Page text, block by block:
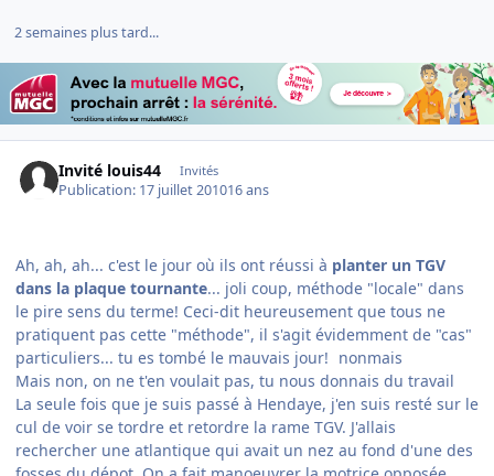
2 semaines plus tard...
Invité louis44 Invités
Publication: 17 juillet 201016 ans
Ah, ah, ah... c'est le jour où ils ont réussi à planter un TGV
dans la plaque tournante... joli coup, méthode "locale" dans
le pire sens du terme! Ceci-dit heureusement que tous ne
pratiquent pas cette "méthode", il s'agit évidemment de "cas"
particuliers... tu es tombé le mauvais jour! nonmais
Mais non, on ne t'en voulait pas, tu nous donnais du travail
La seule fois que je suis passé à Hendaye, j'en suis resté sur le
cul de voir se tordre et retordre la rame TGV. J'allais
rechercher une atlantique qui avait un nez au fond d'une des